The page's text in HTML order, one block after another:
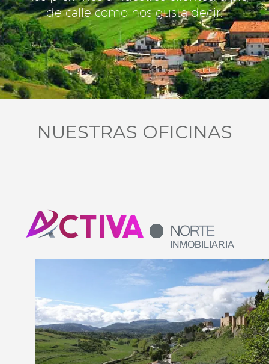
de calle como nos gusta decir.
NUESTRAS OFICINAS